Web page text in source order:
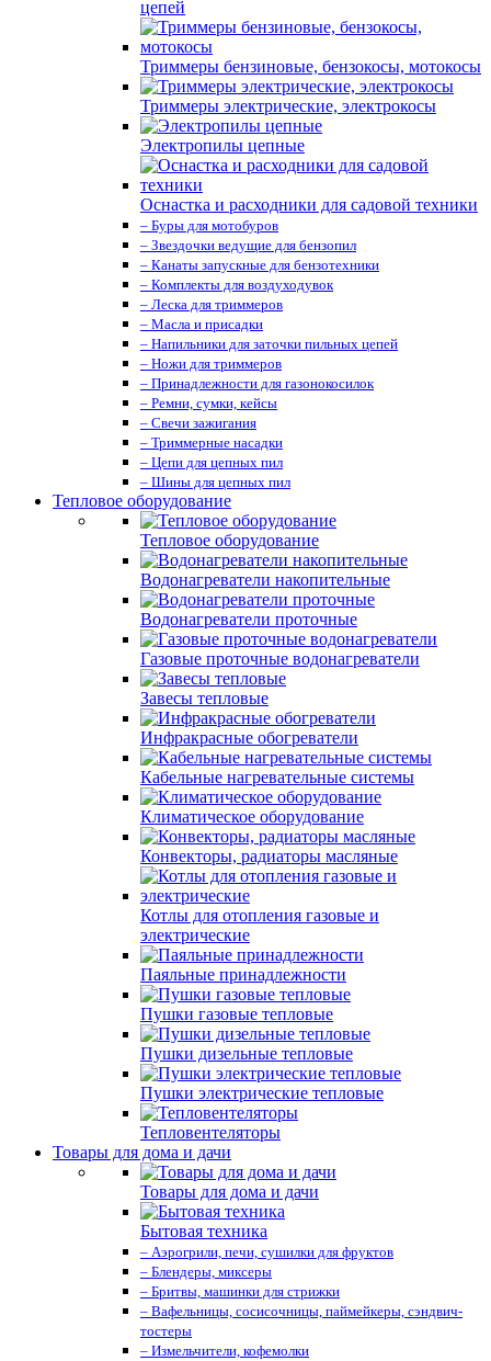
цепей
Триммеры бензиновые, бензокосы, мотокосы
Триммеры электрические, электрокосы
Электропилы цепные
Оснастка и расходники для садовой техники
– Буры для мотобуров
– Звездочки ведущие для бензопил
– Канаты запускные для бензотехники
– Комплекты для воздуходувок
– Леска для триммеров
– Масла и присадки
– Напильники для заточки пильных цепей
– Ножи для триммеров
– Принадлежности для газонокосилок
– Ремни, сумки, кейсы
– Свечи зажигания
– Триммерные насадки
– Цепи для цепных пил
– Шины для цепных пил
Тепловое оборудование
Тепловое оборудование
Водонагреватели накопительные
Водонагреватели проточные
Газовые проточные водонагреватели
Завесы тепловые
Инфракрасные обогреватели
Кабельные нагревательные системы
Климатическое оборудование
Конвекторы, радиаторы масляные
Котлы для отопления газовые и
электрические
Паяльные принадлежности
Пушки газовые тепловые
Пушки дизельные тепловые
Пушки электрические тепловые
Тепловентеляторы
Товары для дома и дачи
Товары для дома и дачи
Бытовая техника
– Аэрогрили, печи, сушилки для фруктов
– Блендеры, миксеры
– Бритвы, машинки для стрижки
– Вафельницы, сосисочницы, паймейкеры, сэндвич-
тостеры
– Измельчители, кофемолки